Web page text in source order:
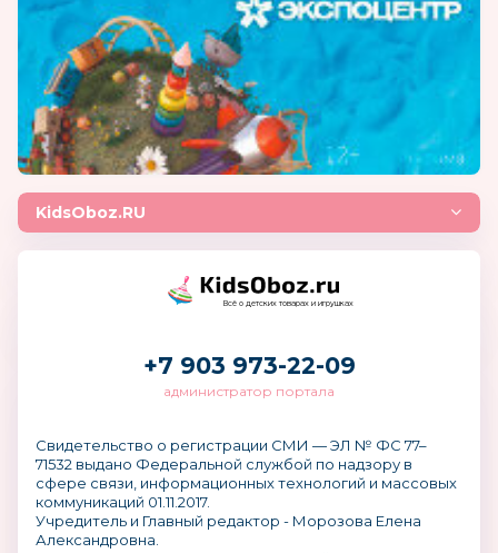
KidsOboz.RU
Всё о детских товарах и игрушках
+7 903 973-22-09
администратор портала
Свидетельство о регистрации СМИ — ЭЛ № ФС 77–
71532 выдано Федеральной службой по надзору в
сфере связи, информационных технологий и массовых
коммуникаций 01.11.2017.
Учредитель и Главный редактор - Морозова Елена
Александровна.